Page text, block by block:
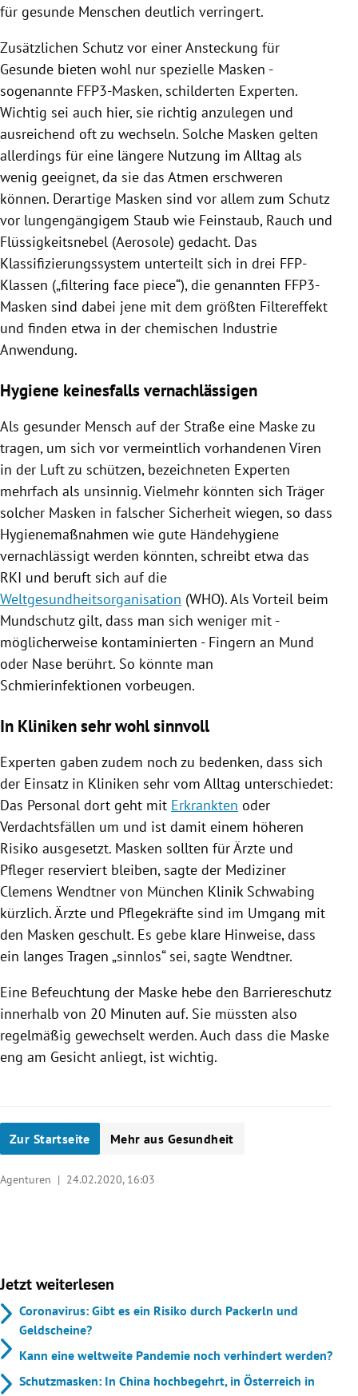
für gesunde Menschen deutlich verringert.
Zusätzlichen Schutz vor einerAnsteckung für
Gesunde bieten wohl nur spezielle Masken -
sogenannte FFP3-Masken, schilderten Experten.
Wichtig sei auch hier, sie richtig anzulegen und
ausreichend oft zu wechseln. Solche Masken gelten
allerdings für eine längere Nutzung im Alltag als
wenig geeignet, da sie das Atmen erschweren
können. Derartige Masken sind vor allem zum Schutz
vor lungengängigem Staub wie Feinstaub, Rauch und
Flüssigkeitsnebel (Aerosole) gedacht. Das
Klassifizierungssystem unterteilt sich in drei FFP-
Klassen („filtering face piece“), die genannten FFP3-
Masken sind dabei jene mit dem größten Filtereffekt
und finden etwa in der chemischen Industrie
Anwendung.
Hygiene keinesfalls vernachlässigen
Als gesunder Mensch auf der Straße eine Maske zu
tragen, um sich vor vermeintlich vorhandenen Viren
in der Luft zu schützen, bezeichneten Experten
mehrfach als unsinnig. Vielmehr könnten sich Träger
solcher Masken in falscher Sicherheit wiegen, so dass
Hygienemaßnahmen wie gute Händehygiene
vernachlässigt werden könnten, schreibt etwa das
RKI und beruft sich auf die
Weltgesundheitsorganisation (WHO). Als Vorteil beim
Mundschutz gilt, dass man sich weniger mit -
möglicherweise kontaminierten - Fingern an Mund
oder Nase berührt. So könnte man
Schmierinfektionen vorbeugen.
In Kliniken sehr wohl sinnvoll
Experten gaben zudem noch zu bedenken, dass sich
der Einsatz in Kliniken sehr vom Alltag unterschiedet:
Das Personal dort geht mit Erkrankten oder
Verdachtsfällen um und ist damit einem höheren
Risiko ausgesetzt. Masken sollten für Ärzte und
Pfleger reserviert bleiben, sagte der Mediziner
Clemens Wendtner von München Klinik Schwabing
kürzlich. Ärzte und Pflegekräfte sind im Umgang mit
den Masken geschult. Es gebe klare Hinweise, dass
ein langes Tragen „sinnlos“ sei, sagte Wendtner.
Eine Befeuchtung der Maske hebe den Barriereschutz
innerhalb von 20 Minuten auf. Sie müssten also
regelmäßig gewechselt werden. Auch dass die Maske
eng am Gesicht anliegt, ist wichtig.
Zur Startseite Mehr aus Gesundheit
Agenturen | 24.02.2020, 16:03
Jetzt weiterlesen
Coronavirus: Gibt es ein Risiko durch Packerln und
Geldscheine?
Kann eine weltweite Pandemie noch verhindert werden?
Schutzmasken: In China hochbegehrt, in Österreich in